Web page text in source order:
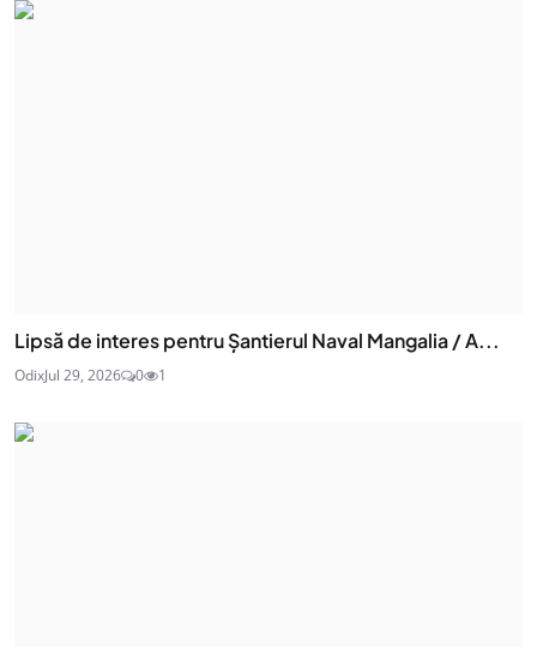
Lipsă de interes pentru Șantierul Naval Mangalia / A...
OdixJul 29, 2026 0 1